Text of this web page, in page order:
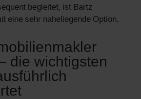
begleitet, ist Bartz
eine sehr naheliegende Option.
die wichtigsten